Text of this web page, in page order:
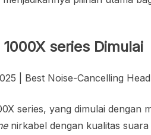
series Dimulai
series, yang dimulai dengan
nirkabel dengan kualitas